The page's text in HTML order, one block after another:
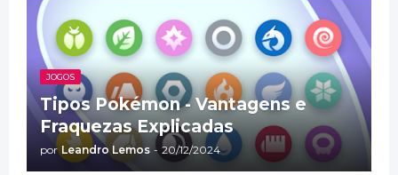
JOGOS
Tipos Pokémon - Vantagens e
Fraquezas Explicadas
por Leandro Lemos - 20/12/2024